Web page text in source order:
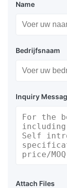
Name
Bedrijfsnaam
Inquiry
Attach Files